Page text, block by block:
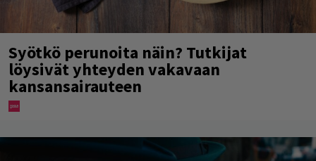
Syötkö perunoita näin? Tutkijat
löysivät yhteyden vakavaan
kansansairauteen